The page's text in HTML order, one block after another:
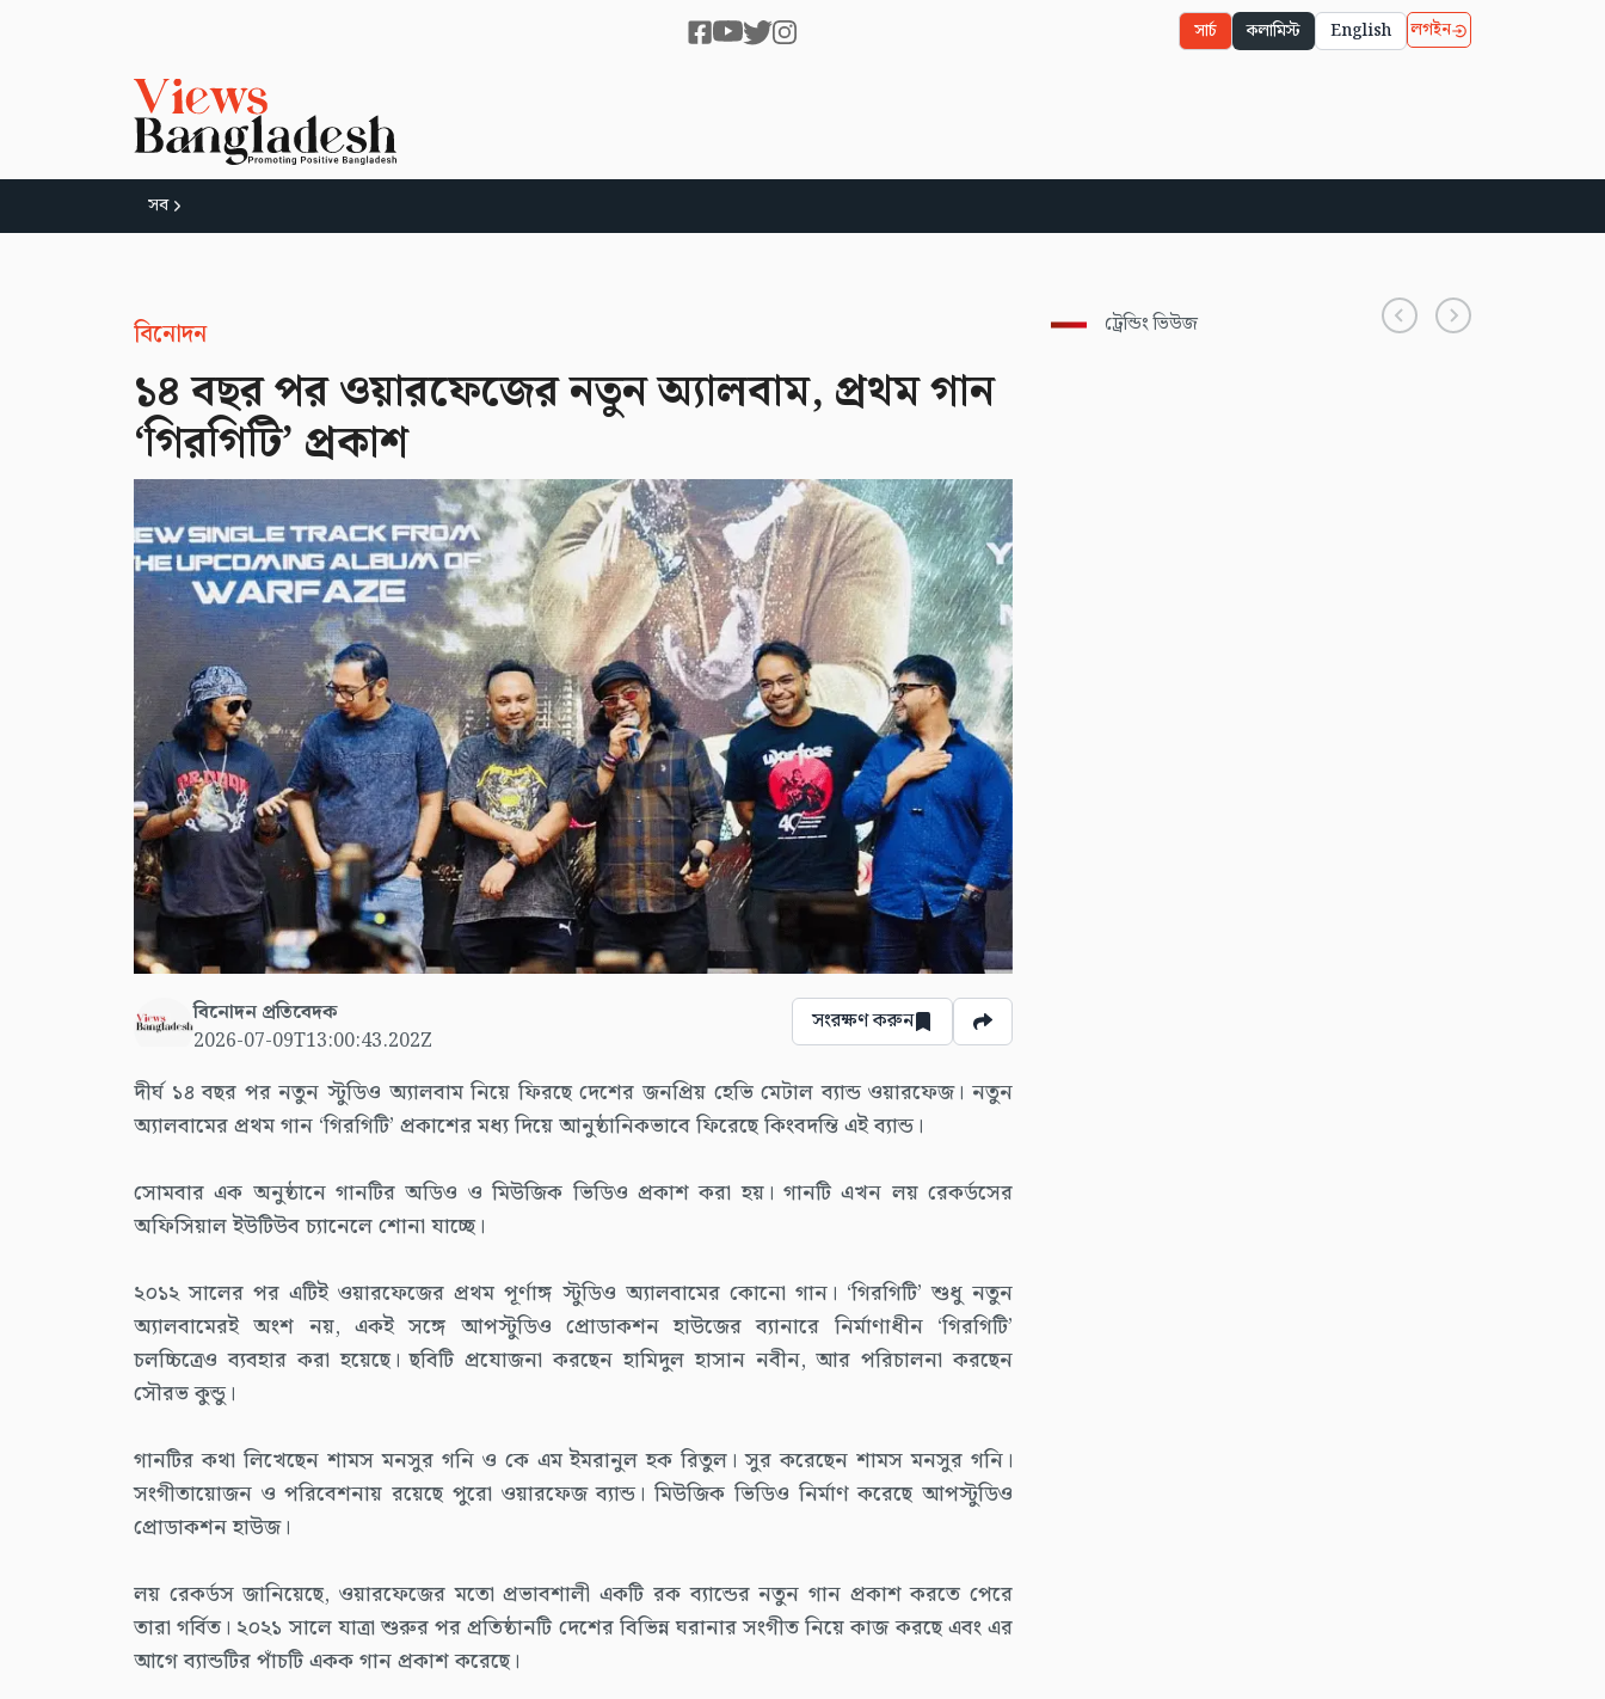
সার্চ কলামিস্ট English লগইন
সব
বিনোদন
১৪ বছর পর ওয়ারফেজের নতুন অ্যালবাম, প্রথম গান
‘গিরগিটি’ প্রকাশ
বিনোদন প্রতিবেদক
2026-07-09T13:00:43.202Z
সংরক্ষণ করুন
দীর্ঘ ১৪ বছর পর নতুন স্টুডিও অ্যালবাম নিয়ে ফিরছে দেশের জনপ্রিয় হেভি মেটাল ব্যান্ড ওয়ারফেজ। নতুন
অ্যালবামের প্রথম গান ‘গিরগিটি’ প্রকাশের মধ্য দিয়ে আনুষ্ঠানিকভাবে ফিরেছে কিংবদন্তি এই ব্যান্ড।
সোমবার এক অনুষ্ঠানে গানটির অডিও ও মিউজিক ভিডিও প্রকাশ করা হয়। গানটি এখন লয় রেকর্ডসের
অফিসিয়াল ইউটিউব চ্যানেলে শোনা যাচ্ছে।
২০১২ সালের পর এটিই ওয়ারফেজের প্রথম পূর্ণাঙ্গ স্টুডিও অ্যালবামের কোনো গান। ‘গিরগিটি’ শুধু নতুন
অ্যালবামেরই অংশ নয়, একই সঙ্গে আপস্টুডিও প্রোডাকশন হাউজের ব্যানারে নির্মাণাধীন ‘গিরগিটি’
চলচ্চিত্রেও ব্যবহার করা হয়েছে। ছবিটি প্রযোজনা করছেন হামিদুল হাসান নবীন, আর পরিচালনা করছেন
সৌরভ কুন্ডু।
গানটির কথা লিখেছেন শামস মনসুর গনি ও কে এম ইমরানুল হক রিতুল। সুর করেছেন শামস মনসুর গনি।
সংগীতায়োজন ও পরিবেশনায় রয়েছে পুরো ওয়ারফেজ ব্যান্ড। মিউজিক ভিডিও নির্মাণ করেছে আপস্টুডিও
প্রোডাকশন হাউজ।
লয় রেকর্ডস জানিয়েছে, ওয়ারফেজের মতো প্রভাবশালী একটি রক ব্যান্ডের নতুন গান প্রকাশ করতে পেরে
তারা গর্বিত। ২০২১ সালে যাত্রা শুরুর পর প্রতিষ্ঠানটি দেশের বিভিন্ন ঘরানার সংগীত নিয়ে কাজ করছে এবং এর
আগে ব্যান্ডটির পাঁচটি একক গান প্রকাশ করেছে।
ট্রেন্ডিং ভিউজ